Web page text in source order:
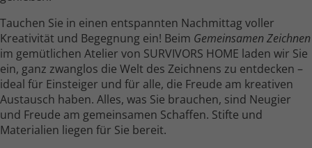
Tauchen Sie in einen entspannten Nach­mittag voller
Kreativität und Begegnung ein! Beim Gemeinsamen Zeichnen
im gemüt­lichen Atelier von SURVIVORS HOME laden wir Sie
ein, ganz zwanglos die Welt des Zeichnens zu entdecken –
ideal für Einsteiger und für alle, die Freude am kreativen
Austausch haben. Alles, was Sie brauchen, sind Neugier
und Freude am gemein­samen Schaffen. Stifte und
Materialien liegen für Sie bereit.